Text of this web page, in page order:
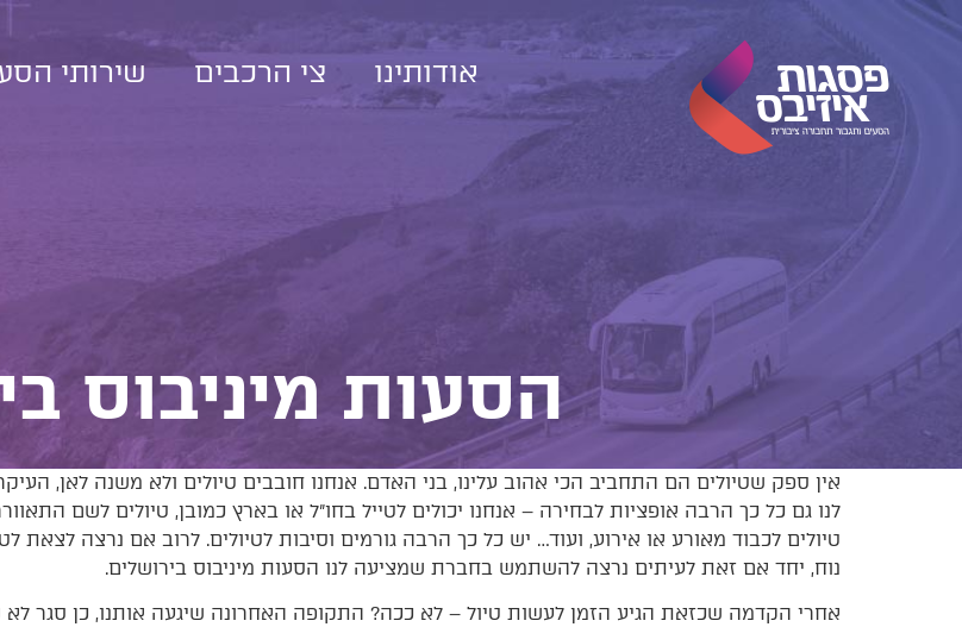
אודותינו צי הרכבים שירותי
הסעות מיניבוס
אין ספק שטיולים הם התחביב הכי אהוב עלינו, בני האדם. אנחנו חובבים טיולים ולא משנה לאן,
לנו גם כל כך הרבה אופציות לבחירה – אנחנו יכולים לטייל בחו״ל או בארץ כמובן, טיולים לשם
טיולים לכבוד מאורע או אירוע, ועוד… יש כל כך הרבה גורמים וסיבות לטיולים. לרוב אם נרצה
נוח, יחד אם זאת לעיתים נרצה להשתמש בחברת שמציעה לנו הסעות מיניבוס בירושלים.
אחרי הקדמה שכזאת הגיע הזמן לעשות טיול – לא ככה? התקופה האחרונה שיגעה אותנו, כן סגר